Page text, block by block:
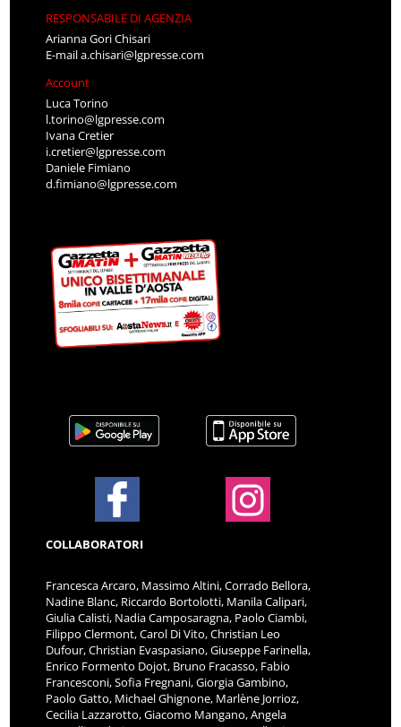
RESPONSABILE DI AGENZIA
Arianna Gori Chisari
E-maila.chisari@lgpresse.com
Account
Luca Torino
l.torino@lgpresse.com
Ivana Cretier
i.cretier@lgpresse.com
Daniele Fimiano
d.fimiano@lgpresse.com
COLLABORATORI
Francesca Arcaro, Massimo Altini, Corrado Bellora,
Nadine Blanc, Riccardo Bortolotti, Manila Calipari,
Giulia Calisti, Nadia Camposaragna, Paolo Ciambi,
Filippo Clermont, Carol Di Vito, Christian Leo
Dufour, Christian Evaspasiano, Giuseppe Farinella,
Enrico Formento Dojot, Bruno Fracasso, Fabio
Francesconi, Sofia Fregnani, Giorgia Gambino,
Paolo Gatto, Michael Ghignone, Marlène Jorrioz,
Cecilia Lazzarotto, Giacomo Mangano, Angela